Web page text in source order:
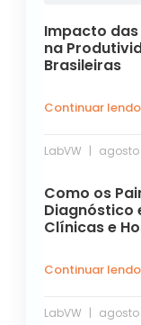
Impacto
na
Brasileiras
Continuar lendo
LabVW agosto
Como os
Diagnóstico
Clínicas e
Continuar lendo
LabVW agosto